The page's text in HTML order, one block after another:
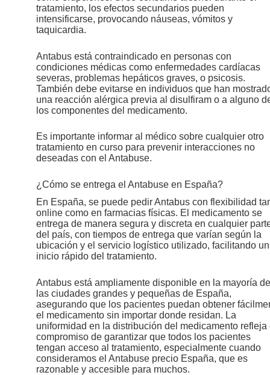
tratamiento, los efectos secundarios pueden
intensificarse, provocando náuseas, vómitos y
taquicardia.
Antabus está contraindicado en personas con
condiciones médicas como enfermedades cardíacas
severas, problemas hepáticos graves, o psicosis.
También debe evitarse en individuos que han
una reacción alérgica previa al disulfiram o a alguno
los componentes del medicamento.
Es importante informar al médico sobre cualquier otro
tratamiento en curso para prevenir interacciones no
deseadas con el Antabuse.
¿Cómo se entrega el Antabuse en España?
En España, se puede pedir Antabus con flexibilidad
online como en farmacias físicas. El medicamento se
entrega de manera segura y discreta en cualquier
del país, con tiempos de entrega que varían según la
ubicación y el servicio logístico utilizado, facilitando un
inicio rápido del tratamiento.
Antabus está ampliamente disponible en la mayoría de
las ciudades grandes y pequeñas de España,
asegurando que los pacientes puedan obtener
el medicamento sin importar donde residan. La
uniformidad en la distribución del medicamento refleja
compromiso de garantizar que todos los pacientes
tengan acceso al tratamiento, especialmente cuando
consideramos el Antabuse precio España, que es
razonable y accesible para muchos.